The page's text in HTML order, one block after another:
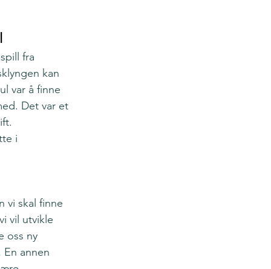
fra
kan
var å finne
Det var et
i
vi skal finne
vil utvikle
oss ny
annen